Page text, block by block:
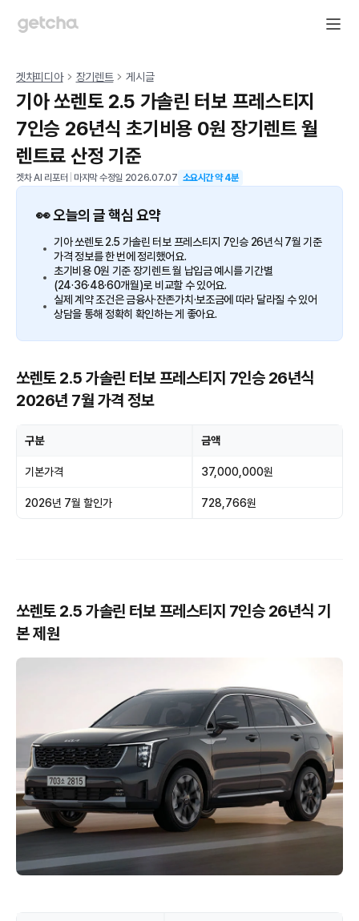
겟차피디아 장기렌트 게시글
기아 쏘렌토 2.5 가솔린 터보 프레스티지
7인승 26년식 초기비용 0원 장기렌트 월
렌트료 산정 기준
겟차 AI 리포터 마지막 수정일 2026.07.07 소요시간 약4분
👀 오늘의 글 핵심 요약
기아 쏘렌토 2.5 가솔린 터보 프레스티지 7인승 26년식 7월 기준
가격 정보를 한 번에 정리했어요.
초기비용 0원 기준 장기렌트 월 납입금 예시를 기간별
(24·36·48·60개월)로 비교할 수 있어요.
실제 계약 조건은 금융사·잔존가치·보조금에 따라 달라질 수 있어
상담을 통해 정확히 확인하는 게 좋아요.
쏘렌토 2.5 가솔린 터보 프레스티지 7인승 26년식
2026년 7월 가격 정보
구분 금액
기본가격 37,000,000원
2026년 7월 할인가 728,766원
쏘렌토 2.5 가솔린 터보 프레스티지 7인승 26년식 기
본 제원